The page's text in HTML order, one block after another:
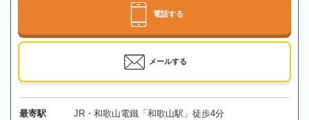
電話する
メールする
最寄駅 JR・和歌山電鐵「和歌山駅」徒歩4分